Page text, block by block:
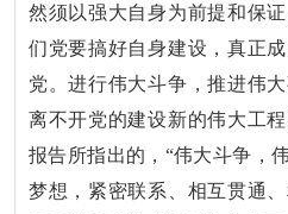
然须以强大自身为前提和保
们党要搞好自身建设，真正
党。进行伟大斗争，推进伟
离不开党的建设新的伟大工
报告所指出的，“伟大斗争，
梦想，紧密联系、相互贯通